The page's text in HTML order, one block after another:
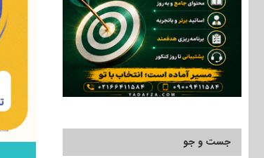
جست و جو